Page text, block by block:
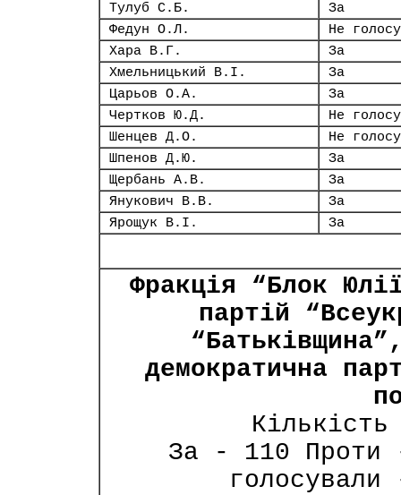
Тулуб С.Б.
За
Федун О.Л.
Не
Хара В.Г.
За
Хмельницький В.І.
За
Царьов О.А.
За
Чертков Ю.Д.
Не
Шенцев Д.О.
Не
Шпенов Д.Ю.
За
Щербань А.В.
За
Янукович В.В.
За
Ярощук В.І.
За
Фракція “Блок
партій
демократична
За - 110 Проти